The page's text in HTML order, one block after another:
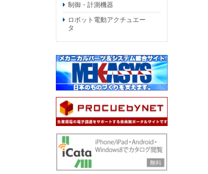
制御・計測機器
ロボット電動アクチュエー
タ